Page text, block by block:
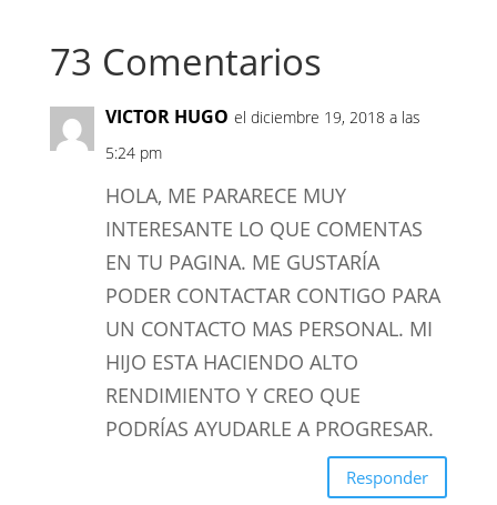
73 Comentarios
VICTOR HUGO el diciembre 19, 2018 a las
5:24 pm
HOLA, ME PARARECE MUY
INTERESANTE LO QUE COMENTAS
EN TU PAGINA. ME GUSTARÍA
PODER CONTACTAR CONTIGO PARA
UN CONTACTO MAS PERSONAL. MI
HIJO ESTA HACIENDO ALTO
RENDIMIENTO Y CREO QUE
PODRÍAS AYUDARLE A PROGRESAR.
Responder